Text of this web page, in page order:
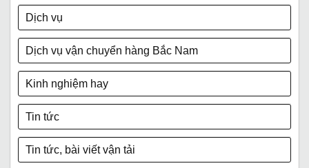
Dịch vụ
Dịch vụ vận chuyển hàng Bắc Nam
Kinh nghiệm hay
Tin tức
Tin tức, bài viết vận tải